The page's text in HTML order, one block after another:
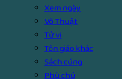
Xem ngày
Võ Thuật
Tử vi
Tôn giáo khác
Sách cúng
Phù chú